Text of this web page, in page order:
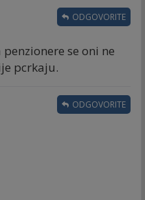
se oni ne
pcrkaju.
ODGOVORITE
ODGOVORITE